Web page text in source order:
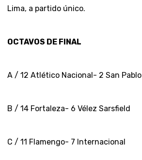
Lima, a partido único.
OCTAVOS DE FINAL
A / 12 Atlético Nacional- 2 San Pablo
B / 14 Fortaleza- 6 Vélez Sarsfield
C / 11 Flamengo- 7 Internacional